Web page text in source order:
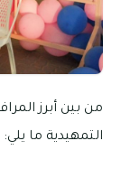
من بين أبرز
التمهيدية ما يلي: